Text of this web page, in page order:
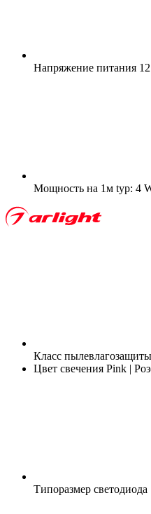
Напряжение питания
Мощность на 1м typ: 4
Класс пылевлагозащиты
Цвет свечения Pink |
Типоразмер светодиода